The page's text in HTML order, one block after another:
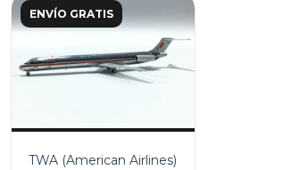
ENVÍO GRATIS
TWA (American Airlines)